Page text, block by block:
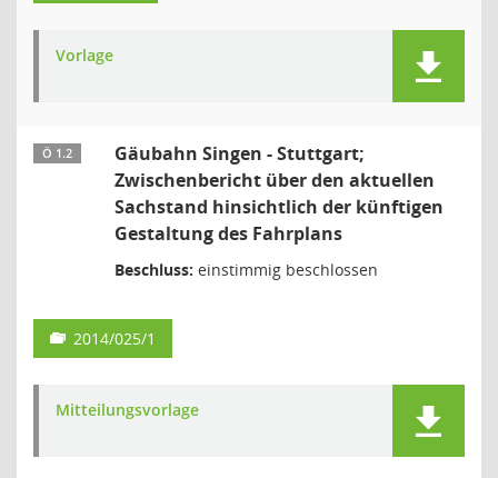
Vorlage
Ö 1.2
Gäubahn Singen - Stuttgart;
Zwischenbericht über den aktuellen
Sachstand hinsichtlich der künftigen
Gestaltung des Fahrplans
Beschluss: einstimmig beschlossen
2014/025/1
Mitteilungsvorlage